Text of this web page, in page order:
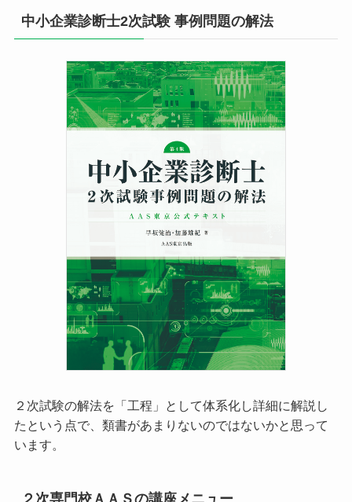
中小企業診断士2次試験 事例問題の解法
２次試験の解法を「工程」として体系化し詳細に解説し
たという点で、類書があまりないのではないかと思って
います。
２次専門校ＡＡＳの講座メニュー